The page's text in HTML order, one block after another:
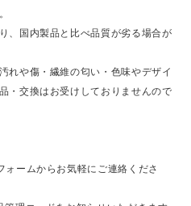
、国内製品と比べ品質が劣る場合が
れや傷・繊維の匂い・色味やデザイ
・交換はお受けしておりませんので
ームからお気軽にご連絡くださ